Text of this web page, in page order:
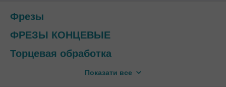
Фрезы
ФРЕЗЫ КОНЦЕВЫЕ
Торцевая обработка
Ножевые головки для фугования под
Показати все